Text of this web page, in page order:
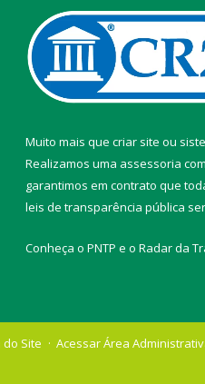
Muito mais que criar site ou
Realizamos uma assessoria
garantimos em contrato que
leis de transparência pública
Conheça o PNTP e o Radar da
Site Acessar Área